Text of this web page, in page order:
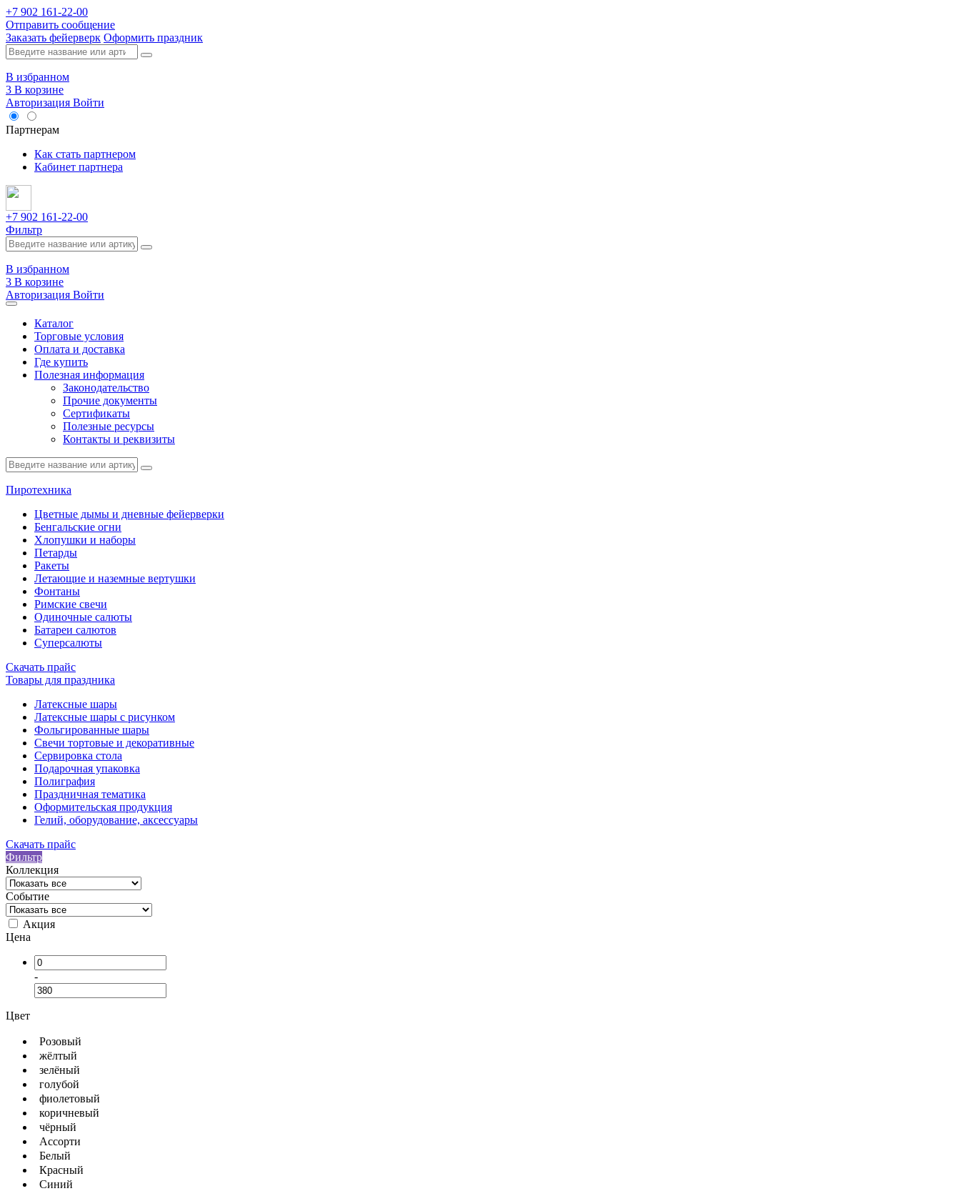
+7 902 161-22-00
Отправить сообщение
Заказать фейерверк Оформить праздник
В избранном
3 В корзине
Авторизация Войти
Партнерам
Как стать партнером
Кабинет партнера
+7 902 161-22-00
Фильтр
В избранном
3 В корзине
Авторизация Войти
Каталог
Торговые условия
Оплата и доставка
Где купить
Полезная информация
Законодательство
Прочие документы
Сертификаты
Полезные ресурсы
Контакты и реквизиты
Пиротехника
Цветные дымы и дневные фейерверки
Бенгальские огни
Хлопушки и наборы
Петарды
Ракеты
Летающие и наземные вертушки
Фонтаны
Римские свечи
Одиночные салюты
Батареи салютов
Суперсалюты
Скачать прайс
Товары для праздника
Латексные шары
Латексные шары с рисунком
Фольгированные шары
Свечи тортовые и декоративные
Сервировка стола
Подарочная упаковка
Полиграфия
Праздничная тематика
Оформительская продукция
Гелий, оборудование, аксессуары
Скачать прайс
Фильтр
Коллекция
Событие
Акция
Цена
-
Цвет
Розовый
жёлтый
зелёный
голубой
фиолетовый
коричневый
чёрный
Ассорти
Белый
Красный
Синий